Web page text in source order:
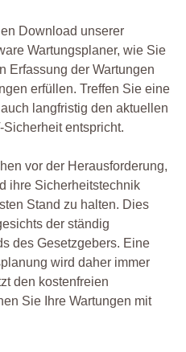
Download unserer
Wartungsplaner, wie Sie
Erfassung der Wartungen
erfüllen. Treffen Sie eine
langfristig den aktuellen
entspricht.
vor der Herausforderung,
ihre Sicherheitstechnik
Stand zu halten. Dies
der ständig
des Gesetzgebers. Eine
wird daher immer
den kostenfreien
Sie Ihre Wartungen mit